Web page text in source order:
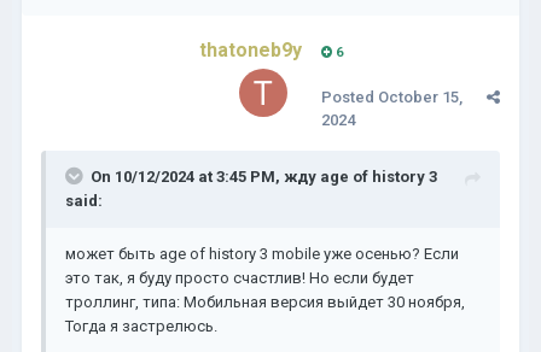
thatoneb9y 6
Posted October 15,
2024
On 10/12/2024 at 3:45 PM, жду age of history 3
said:
может быть age of history 3 mobile уже осенью? Если
это так, я буду просто счастлив! Но если будет
троллинг, типа: Мобильная версия выйдет 30 ноября,
Тогда я застрелюсь.